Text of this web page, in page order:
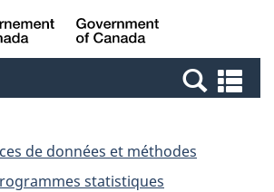
Passer
au
Passer
à
Canada
et
de données et méthodes
statistiques